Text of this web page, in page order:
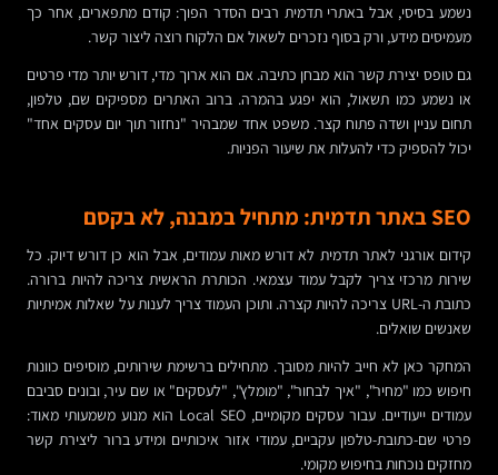
נשמע בסיסי, אבל באתרי תדמית רבים הסדר הפוך: קודם מתפארים, אחר כך
מעמיסים מידע, ורק בסוף נזכרים לשאול אם הלקוח רוצה ליצור קשר.
גם טופס יצירת קשר הוא מבחן כתיבה. אם הוא ארוך מדי, דורש יותר מדי פרטים
או נשמע כמו תשאול, הוא יפגע בהמרה. ברוב האתרים מספיקים שם, טלפון,
תחום עניין ושדה פתוח קצר. משפט אחד שמבהיר "נחזור תוך יום עסקים אחד"
יכול להספיק כדי להעלות את שיעור הפניות.
SEO באתר תדמית: מתחיל במבנה, לא בקסם
קידום אורגני לאתר תדמית לא דורש מאות עמודים, אבל הוא כן דורש דיוק. כל
שירות מרכזי צריך לקבל עמוד עצמאי. הכותרת הראשית צריכה להיות ברורה.
כתובת ה-URL צריכה להיות קצרה. ותוכן העמוד צריך לענות על שאלות אמיתיות
שאנשים שואלים.
המחקר כאן לא חייב להיות מסובך. מתחילים ברשימת שירותים, מוסיפים כוונות
חיפוש כמו "מחיר", "איך לבחור", "מומלץ", "לעסקים" או שם עיר, ובונים סביבם
עמודים ייעודיים. עבור עסקים מקומיים, Local SEO הוא מנוע משמעותי מאוד:
פרטי שם-כתובת-טלפון עקביים, עמודי אזור איכותיים ומידע ברור ליצירת קשר
מחזקים נוכחות בחיפוש מקומי.